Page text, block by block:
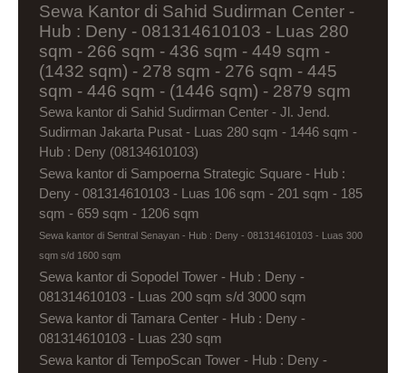
Sewa Kantor di Sahid Sudirman Center -
Hub : Deny - 081314610103 - Luas 280
sqm - 266 sqm - 436 sqm - 449 sqm -
(1432 sqm) - 278 sqm - 276 sqm - 445
sqm - 446 sqm - (1446 sqm) - 2879 sqm
Sewa kantor di Sahid Sudirman Center - Jl. Jend.
Sudirman Jakarta Pusat - Luas 280 sqm - 1446 sqm -
Hub : Deny (08134610103)
Sewa kantor di Sampoerna Strategic Square - Hub :
Deny - 081314610103 - Luas 106 sqm - 201 sqm - 185
sqm - 659 sqm - 1206 sqm
Sewa kantor di Sentral Senayan - Hub : Deny - 081314610103 - Luas 300
sqm s/d 1600 sqm
Sewa kantor di Sopodel Tower - Hub : Deny -
081314610103 - Luas 200 sqm s/d 3000 sqm
Sewa kantor di Tamara Center - Hub : Deny -
081314610103 - Luas 230 sqm
Sewa kantor di TempoScan Tower - Hub : Deny -